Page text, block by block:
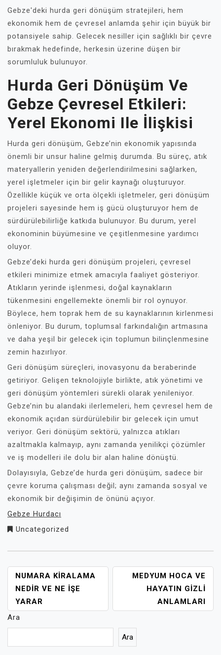
Gebze'deki hurda geri dönüşüm stratejileri, hem
ekonomik hem de çevresel anlamda şehir için büyük bir
potansiyele sahip. Gelecek nesiller için sağlıklı bir çevre
bırakmak hedefinde, herkesin üzerine düşen bir
sorumluluk bulunuyor.
Hurda Geri Dönüşüm Ve
Gebze Çevresel Etkileri:
Yerel Ekonomi Ile İlişkisi
Hurda geri dönüşüm, Gebze’nin ekonomik yapısında
önemli bir unsur haline gelmiş durumda. Bu süreç, atık
materyallerin yeniden değerlendirilmesini sağlarken,
yerel işletmeler için bir gelir kaynağı oluşturuyor.
Özellikle küçük ve orta ölçekli işletmeler, geri dönüşüm
projeleri sayesinde hem iş gücü oluşturuyor hem de
sürdürülebilirliğe katkıda bulunuyor. Bu durum, yerel
ekonominin büyümesine ve çeşitlenmesine yardımcı
oluyor.
Gebze’deki hurda geri dönüşüm projeleri, çevresel
etkileri minimize etmek amacıyla faaliyet gösteriyor.
Atıkların yerinde işlenmesi, doğal kaynakların
tükenmesini engellemekte önemli bir rol oynuyor.
Böylece, hem toprak hem de su kaynaklarının kirlenmesi
önleniyor. Bu durum, toplumsal farkındalığın artmasına
ve daha yeşil bir gelecek için toplumun bilinçlenmesine
zemin hazırlıyor.
Geri dönüşüm süreçleri, inovasyonu da beraberinde
getiriyor. Gelişen teknolojiyle birlikte, atık yönetimi ve
geri dönüşüm yöntemleri sürekli olarak yenileniyor.
Gebze’nin bu alandaki ilerlemeleri, hem çevresel hem de
ekonomik açıdan sürdürülebilir bir gelecek için umut
veriyor. Geri dönüşüm sektörü, yalnızca atıkları
azaltmakla kalmayıp, aynı zamanda yenilikçi çözümler
ve iş modelleri ile dolu bir alan haline dönüştü.
Dolayısıyla, Gebze’de hurda geri dönüşüm, sadece bir
çevre koruma çalışması değil; aynı zamanda sosyal ve
ekonomik bir değişimin de önünü açıyor.
Gebze Hurdacı
Uncategorized
YAZI
GEZINMESI
NUMARA KIRALAMA
NEDIR VE NE İŞE
YARAR
MEDYUM HOCA VE
HAYATIN GIZLI
ANLAMLARI
Ara
Ara